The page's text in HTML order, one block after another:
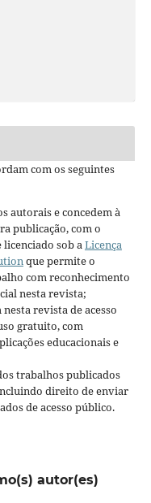
com os seguintes
autorais e concedem à
publicação, com o
sob aLicença
que permite o
com reconhecimento
nesta revista;
revista de acesso
gratuito, com
educacionais e
trabalhos publicados
direito de enviar
de acesso público.
autor(es)